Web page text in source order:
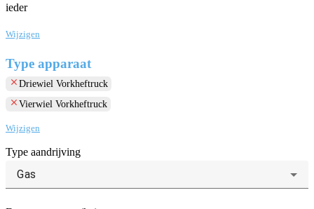
ieder
Wijzigen
Type apparaat
clear Driewiel Vorkheftruck
clear Vierwiel Vorkheftruck
Wijzigen
Type aandrijving
Gas